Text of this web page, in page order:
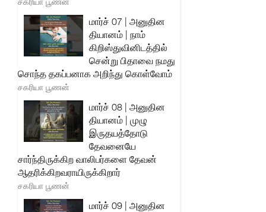
மார்ச் 07 | அனுதின
தியானம் | நாம்
கிறிஸ்துவினிடத்தில்
சென்று பிதாவை நமது
சொந்த தகப்பனாக அறிந்து கொள்வோம்
சகரியா பூணன்
மார்ச் 08 | அனுதின
தியானம் | முழு
இருதயத்தோடு
தேவனையே
சார்ந்திருக்கிற வாலிபர்களை தேவன்
ஆதரிக்கிறவராயிருக்கிறார்
சகரியா பூணன்
மார்ச் 09 | அனுதின